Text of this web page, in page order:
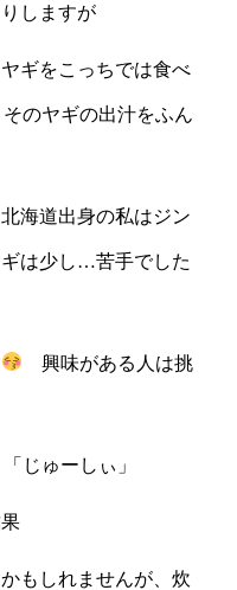
しますが
ギをこっちでは食べ
のヤギの出汁をふん
海道出身の私はジン
は少し…苦手でした
興味がある人は挑
「じゅーしぃ」
もしれませんが、炊